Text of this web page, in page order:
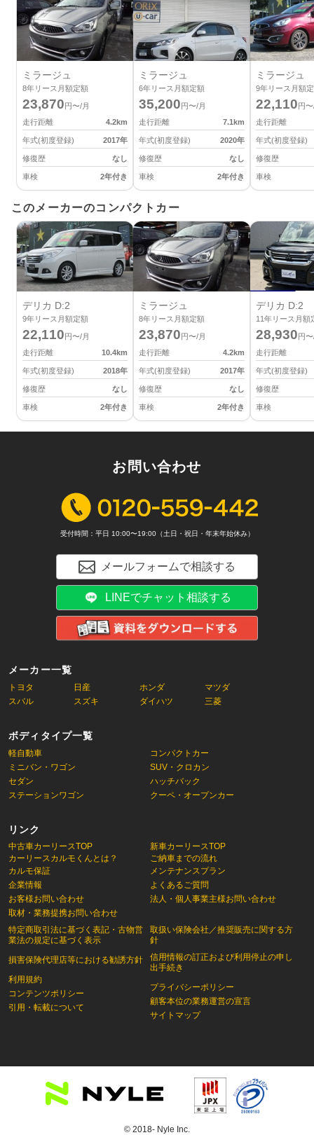
ミラージュ
8年リース月額定額
23,870円〜/月
走行距離
4.2km
年式(初度登録) 2017年
修復歴 なし
車検 2年付き
ミラージュ
6年リース月額定額
35,200円〜/月
走行距離
7.1km
年式(初度登録) 2020年
修復歴 なし
車検 2年付き
ミラージュ
9年リース月額
22,110円
走行距離
年式(初度登録)
修復歴
車検
このメーカーのコンパクトカー
デリカ D:2
9年リース月額定額
22,110円〜/月
走行距離
10.4km
年式(初度登録) 2018年
修復歴 なし
車検 2年付き
ミラージュ
8年リース月額定額
23,870円〜/月
走行距離
4.2km
年式(初度登録) 2017年
修復歴 なし
車検 2年付き
デリカ D:2
11年リース月額
28,930円
走行距離
年式(初度登録)
修復歴
車検
メーカー一覧
トヨタ 日産 ホンダ
マツダ
スバル
スズキ ダイハツ 三菱
ボディタイプ一覧
軽自動車
コンパクトカー
ミニバン・ワゴン
SUV・クロカン
セダン
ハッチバック
ステーションワゴン
クーペ・オープンカー
リンク
中古車カーリースTOP
カーリースカルモくんとは？
新車カーリースTOP
ご納車までの流れ
カルモ保証
企業情報
お客様お問い合わせ
取材・業務提携お問い合わせ
特定商取引法に基づく表記・古物営
業法の規定に基づく表示
損害保険代理店等における勧誘方針
利用規約
コンテンツポリシー
引用・転載について
メンテナンスプラン
よくあるご質問
法人・個人事業主様お問い合わせ
取扱い保険会社／推奨販売に関する方
針
信用情報の訂正および利用停止の申し
出手続き
プライバシーポリシー
顧客本位の業務運営の宣言
サイトマップ
お問い合わせ
受付時間：平日 10:00〜19:00（土日・祝日・年末年始休み）
メールフォームで相談する
LINEでチャット相談する
© 2018- Nyle Inc.